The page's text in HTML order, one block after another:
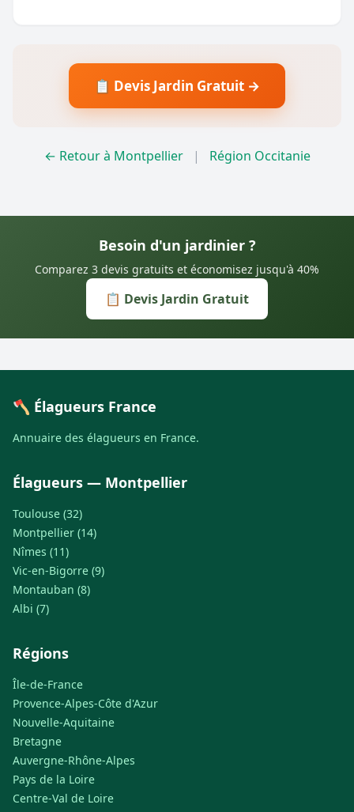
📋 Devis Jardin Gratuit →
← Retour à Montpellier | Région Occitanie
Besoin d'un jardinier ?
Comparez 3 devis gratuits et économisez jusqu'à 40%
📋 Devis Jardin Gratuit
🪓 Élagueurs France
Annuaire des élagueurs en France.
Élagueurs — Montpellier
Toulouse (32)
Montpellier (14)
Nîmes (11)
Vic-en-Bigorre (9)
Montauban (8)
Albi (7)
Régions
Île-de-France
Provence-Alpes-Côte d'Azur
Nouvelle-Aquitaine
Bretagne
Auvergne-Rhône-Alpes
Pays de la Loire
Centre-Val de Loire